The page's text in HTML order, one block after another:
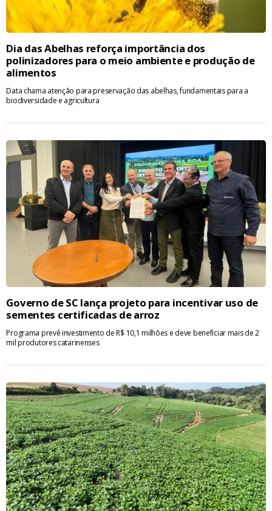
Dia das Abelhas reforça importância dos
polinizadores para o meio ambiente e produção de
alimentos
Data chama atenção para preservação das abelhas, fundamentais para a
biodiversidade e agricultura
Governo de SC lança projeto para incentivar uso de
sementes certificadas de arroz
Programa prevê investimento de R$ 10,1 milhões e deve beneficiar mais de 2
mil produtores catarinenses